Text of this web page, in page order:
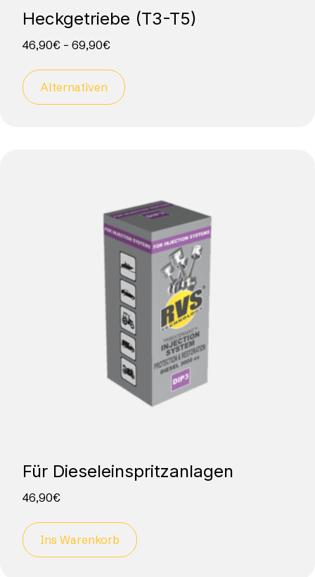
Heckgetriebe (T3-T5)
46,90€ – 69,90€
Alternativen
Für Dieseleinspritzanlagen
46,90€
Ins Warenkorb